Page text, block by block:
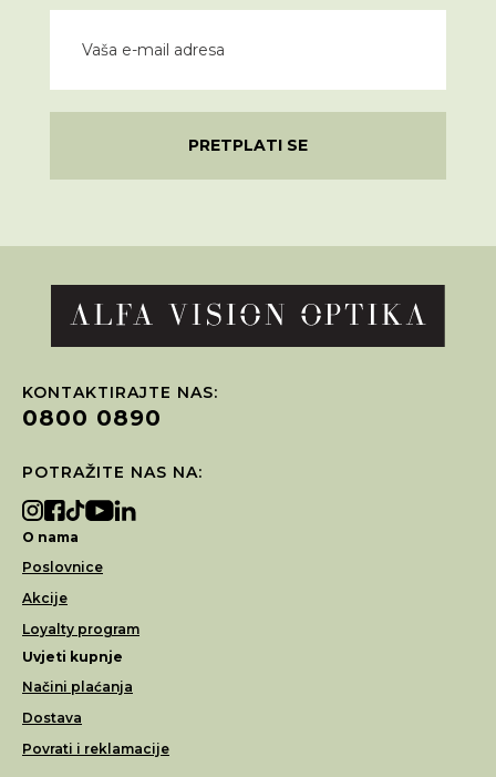
PRETPLATI SE
KONTAKTIRAJTE NAS:
0800 0890
POTRAŽITE NAS NA:
O nama
Poslovnice
Akcije
Loyalty program
Uvjeti kupnje
Načini plaćanja
Dostava
Povrati i reklamacije